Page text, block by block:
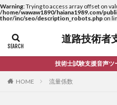
Warning: Trying to access array offset on
/home/wawaw1890/haiana1989.com/
thor/inc/seo/description_robots.php on
道路技術者
技術士試験支援音声ツー
HOME 流量係数